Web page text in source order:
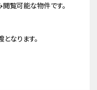
覧可能な物件です。
なります。